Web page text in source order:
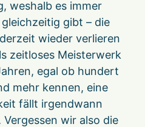
weshalb es immer
gibt – die
wieder verlieren
zeitloses Meisterwerk
egal ob hundert
mehr kennen, eine
fällt irgendwann
Vergessen wir also die